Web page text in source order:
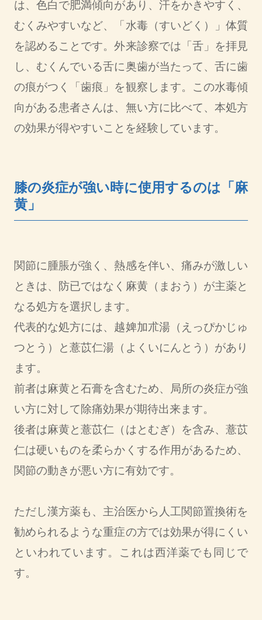
は、色白で肥満傾向があり、汗をかきやすく、
むくみやすいなど、「水毒（すいどく）」体質
を認めることです。外来診察では「舌」を拝見
し、むくんでいる舌に奥歯が当たって、舌に歯
の痕がつく「歯痕」を観察します。この水毒傾
向がある患者さんは、無い方に比べて、本処方
の効果が得やすいことを経験しています。
膝の炎症が強い時に使用するのは「麻
黄」
関節に腫脹が強く、熱感を伴い、痛みが激しい
ときは、防已ではなく麻黄（まおう）が主薬と
なる処方を選択します。
代表的な処方には、越婢加朮湯（えっぴかじゅ
つとう）と薏苡仁湯（よくいにんとう）があり
ます。
前者は麻黄と石膏を含むため、局所の炎症が強
い方に対して除痛効果が期待出来ます。
後者は麻黄と薏苡仁（はとむぎ）を含み、薏苡
仁は硬いものを柔らかくする作用があるため、
関節の動きが悪い方に有効です。
ただし漢方薬も、主治医から人工関節置換術を
勧められるような重症の方では効果が得にくい
といわれています。これは西洋薬でも同じで
す。